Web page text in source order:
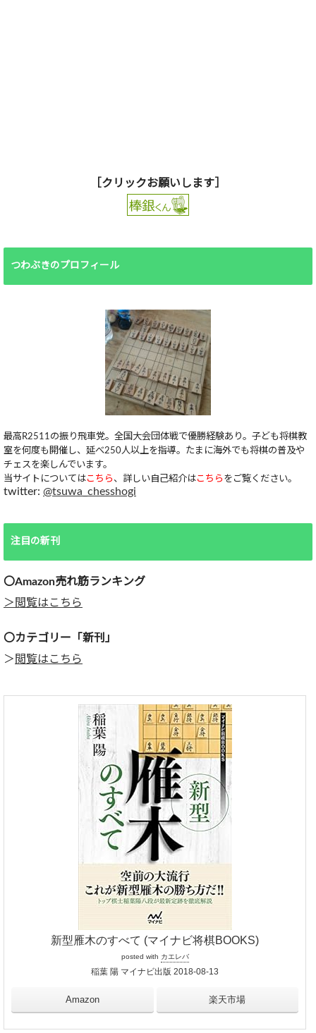
［クリックお願いします］
つわぶきのプロフィール
最高R2511の振り飛車党。全国大会団体戦で優勝経験あり。子ども将棋教
室を何度も開催し、延べ250人以上を指導。たまに海外でも将棋の普及や
チェスを楽しんでいます。
当サイトについてはこちら 、詳しい自己紹介はこちら をご覧ください。
twitter: @tsuwa_chesshogi
注目の新刊
〇Amazon売れ筋ランキング
＞閲覧はこちら
〇カテゴリー「新刊」
＞ 閲覧はこちら
新型雁木のすべて (マイナビ将棋BOOKS)
posted with カエレバ
稲葉 陽 マイナビ出版 2018-08-13
Amazon 楽天市場